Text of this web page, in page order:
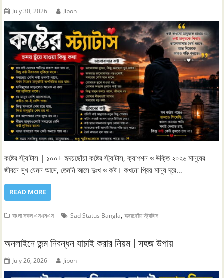
July 30, 2026 Jibon
কষ্টের স্ট্যাটাস | ১০০+ হৃদয়ছোঁয়া কষ্টের স্ট্যাটাস, ক্যাপশন ও উক্তি ২০২৬ মানুষের
জীবনে সুখ যেমন আসে, তেমনি আসে দুঃখ ও কষ্ট। কখনো প্রিয় মানুষ দূরে…
READ MORE
বাংলা সকল এসএমএস Sad Status Bangla,হৃদয়ছোঁয়া স্ট্যাটাস
অনলাইনে জন্ম নিবন্ধন যাচাই করার নিয়ম | সহজ উপায়
July 26, 2026 Jibon